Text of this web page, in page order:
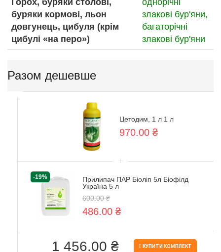
буряки кормові, льон
довгунець, цибуля (крім
цибулі «на перо»)
злакові бур'яни,
багаторічні
злакові бур'яни
Разом дешевше
Цетодим, 1 л 1 л
970.00 ₴
+
-19%
Прилипач ПАР Біоліп 5л Біофілд
Україна 5 л
600.00 ₴
486.00 ₴
1 456.00 ₴ КУПИТИ КОМПЛЕКТ